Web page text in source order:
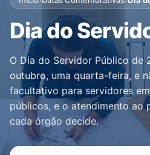
Dia do
O Dia do Servidor Público de
outubro, uma quarta-feira, e
facultativo para servidores
públicos, e o atendimento ao
cada órgão decide.